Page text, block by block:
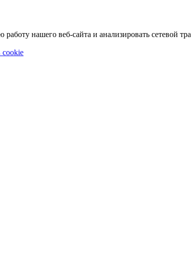
нашего веб-сайта и анализировать сетевой
cookie